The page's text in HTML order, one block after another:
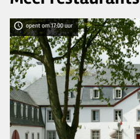
opent om 17:00 uur